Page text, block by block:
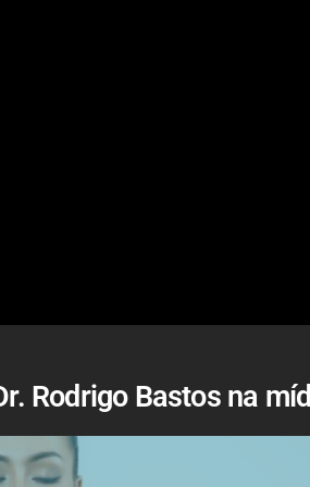
Rodrigo Bastos na